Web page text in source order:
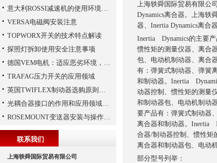
上海轶舜国际贸易有限公
Dynamics离合器。 上海轶
器、Inertia Dynamics离合
Inertia Dynamics的主要
惯性矩的测量仪器、离合
包、电动机制动器、离合
有：弹簧式制动器、弹簧
和制动器。 Inertia
动器控制、惯性矩的测量
和制动器包、电动机制动
要产品有：弹簧式制动器
离合器和制动器。 Inertia
合器/制动器控制、惯性矩
离合器和制动器包、电动
部分型号列举：
意大利ROSSI减速机的使用环境和保养要求
VERSA电磁阀安装注意
TOPWORX开关的技术特点解读
探照灯拆卸使用安全注意事项
德国VEM电机：适应恶劣环境，保障工业生产连续性
TRAFAG压力开关的应用领域
英国TWIFLEX制动器选购原则详解
光耦合器接口的作用和应用领域分别是怎样的
ROSEMOUNT变送器安装与操作步骤
联系我们
上海轶舜国际贸易有限公司